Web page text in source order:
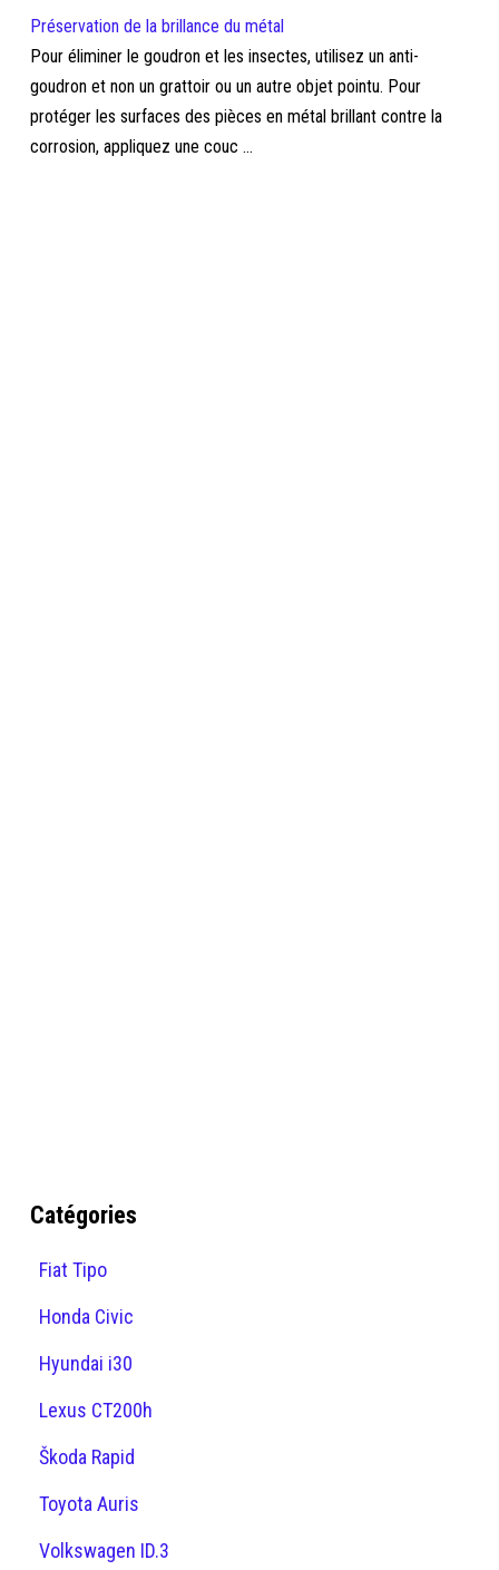
Préservation de la brillance du métal
Pour éliminer le goudron et les insectes, utilisez un anti-
goudron et non un grattoir ou un autre objet pointu. Pour
protéger les surfaces des pièces en métal brillant contre la
corrosion, appliquez une couc ...
Catégories
Fiat Tipo
Honda Civic
Hyundai i30
Lexus CT200h
Škoda Rapid
Toyota Auris
Volkswagen ID.3